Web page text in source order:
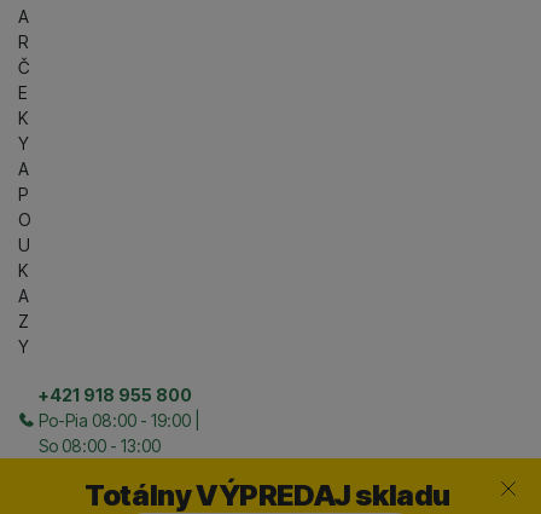
A
R
Č
E
K
Y
A
P
O
U
K
A
Z
Y
+421 918 955 800
Po-Pia 08:00 - 19:00 |
So 08:00 - 13:00
Totálny VÝPREDAJ skladu Zavrieť